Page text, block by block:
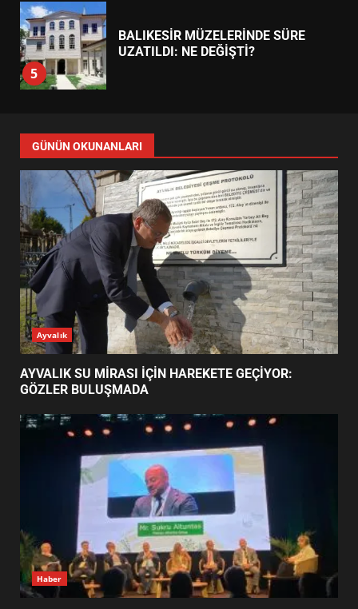
5
BALIKESİR MÜZELERİNDE SÜRE
UZATILDI: NE DEĞİŞTİ?
6
TURNUVASI KAYITLARI NEYİ
DEĞİŞTİRİYOR?
7
BURHANİYE BELEDİYESPOR’DA
YENİ YÖNETİM NASIL
ŞEKİLLENDİ?
1
AYVALIK SU MİRASI İÇİN
HAREKETE GEÇİYOR: GÖZLER
BULUŞMADA
ESA 2026’DA TÜRK BAHARATI
NEYİ TEMSİL ETTİ?
3
EİB’DE KRİTİK ATAMA:
SÜRDÜRÜLEBİLİRLİKTE NE
DEĞİŞECEK?
GÜNÜN OKUNANLARI
Ayvalık
AYVALIK SU MİRASI İÇİN HAREKETE GEÇİYOR:
GÖZLER BULUŞMADA
Haber